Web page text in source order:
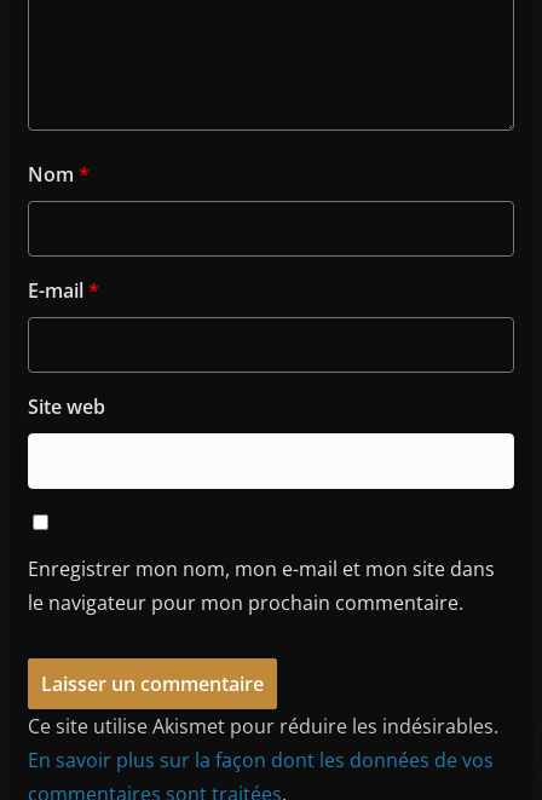
Nom *
E-mail*
Site web
Enregistrer mon nom, mon e-mail et mon site dans
le navigateur pour mon prochain commentaire.
Ce site utilise Akismet pour réduire les indésirables.
En savoir plus sur la façon dont les données de vos
commentaires sont traitées.